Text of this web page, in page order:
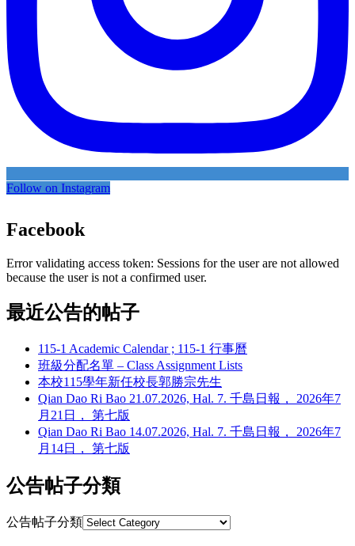
Follow on Instagram
Facebook
Error validating access token: Sessions for the user are not allowed
because the user is not a confirmed user.
最近公告的帖子
115-1 Academic Calendar ; 115-1 行事曆
班級分配名單 – Class Assignment Lists
本校115學年新任校長郭勝宗先生
Qian Dao Ri Bao 21.07.2026, Hal. 7. 千島日報， 2026年7
月21日， 第七版
Qian Dao Ri Bao 14.07.2026, Hal. 7. 千島日報， 2026年7
月14日， 第七版
公告帖子分類
公告帖子分類